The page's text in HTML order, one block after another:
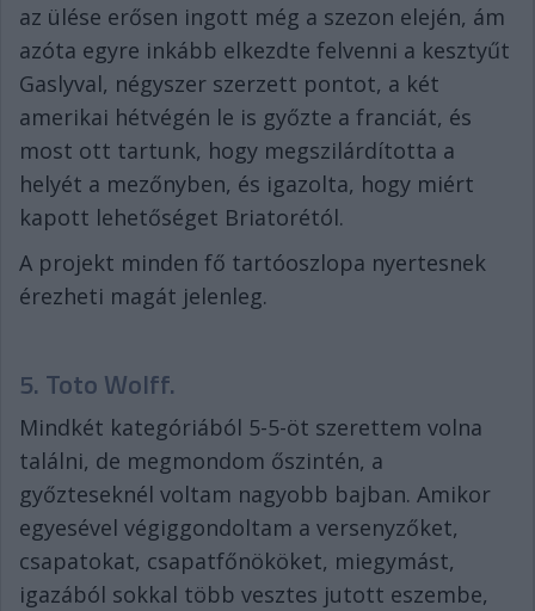
az ülése erősen ingott még a szezon elején, ám
azóta egyre inkább elkezdte felvenni a kesztyűt
Gaslyval, négyszer szerzett pontot, a két
amerikai hétvégén le is győzte a franciát, és
most ott tartunk, hogy megszilárdította a
helyét a mezőnyben, és igazolta, hogy miért
kapott lehetőséget Briatorétól.
A projekt minden fő tartóoszlopa nyertesnek
érezheti magát jelenleg.
5. Toto Wolff.
Mindkét kategóriából 5-5-öt szerettem volna
találni, de megmondom őszintén, a
győzteseknél voltam nagyobb bajban. Amikor
egyesével végiggondoltam a versenyzőket,
csapatokat, csapatfőnököket, miegymást,
igazából sokkal több vesztes jutott eszembe,